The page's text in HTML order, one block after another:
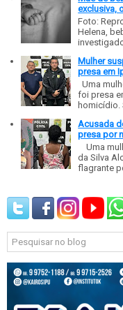
exclusiva,
Foto:
Helena,
Mulher
presa em
Uma
foi presa
homicídio.
Acusada
presa por
Uma
da Silva
flagrante